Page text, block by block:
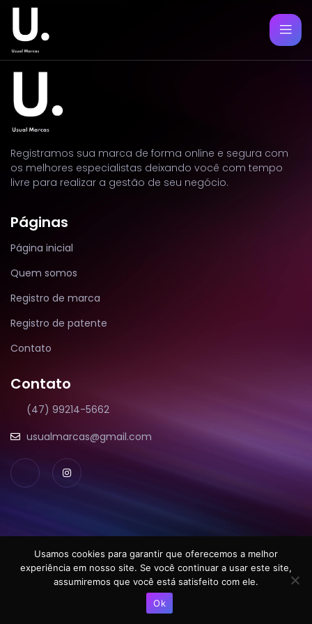
Registramos sua marca de forma online e segura com
os melhores especialistas deixando você com tempo
livre para realizar a gestão de seu negócio.
Páginas
Página inicial
Quem somos
Registro de marca
Registro de patente
Contato
Contato
(47) 99214-5662
usualmarcas@gmail.com
Usual Marcas.
Copyright © 2022. Todos os direitos reservados.
Usamos cookies para garantir que oferecemos a melhor
experiência em nosso site. Se você continuar a usar este site,
assumiremos que você está satisfeito com ele.
Ok